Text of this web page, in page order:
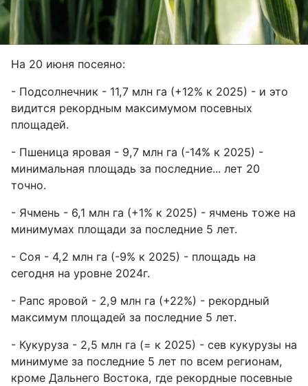
На 20 июня посеяно:
- Подсолнечник - 11,7 млн га (+12% к 2025) - и это
видится рекордным максимумом посевных
площадей.
- Пшеница яровая - 9,7 млн га (-14% к 2025) -
минимальная площадь за последние... лет 20
точно.
- Ячмень - 6,1 млн га (+1% к 2025) - ячмень тоже на
минимумах площади за последние 5 лет.
- Соя - 4,2 млн га (-9% к 2025) - площадь на
сегодня на уровне 2024г.
- Рапс яровой - 2,9 млн га (+22%) - рекордный
максимум площадей за последние 5 лет.
- Кукуруза - 2,5 млн га (= к 2025) - сев кукурузы на
минимуме за последние 5 лет по всем регионам,
кроме Дальнего Востока, где рекордные посевные